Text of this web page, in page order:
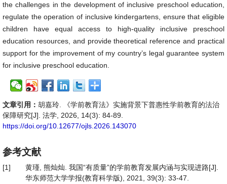
the challenges in the development of inclusive preschool education,
regulate the operation of inclusive kindergartens, ensure that eligible
children have equal access to high-quality inclusive preschool
education resources, and provide theoretical reference and practical
support for the improvement of my country’s legal guarantee system
for inclusive preschool education.
文章引用： 胡嘉玲. 《学前教育法》实施背景下普惠性学前教育的法治
保障研究[J]. 法学, 2026, 14(3): 84-89.
https://doi.org/10.12677/ojls.2026.143070
参考文献
[1]
黄瑾, 熊灿灿. 我国“有质量”的学前教育发展内涵与实现进路[J].
华东师范大学学报(教育科学版), 2021, 39(3): 33-47.